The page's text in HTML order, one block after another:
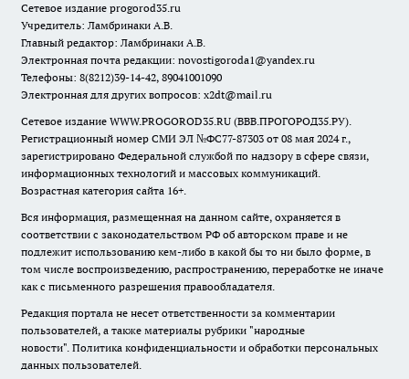
Сетевое издание progorod35.ru
Учредитель: Ламбринаки А.В.
Главный редактор: Ламбринаки А.В.
Электронная почта редакции: novostigoroda1@yandex.ru
Телефоны: 8(8212)39-14-42, 89041001090
Электронная для других вопросов: x2dt@mail.ru
Сетевое издание WWW.PROGOROD35.RU (ВВВ.ПРОГОРОД35.РУ).
Регистрационный номер СМИ ЭЛ №ФС77-87303 от 08 мая 2024 г.,
зарегистрировано Федеральной службой по надзору в сфере связи,
информационных технологий и массовых коммуникаций.
Возрастная категория сайта 16+.
Вся информация, размещенная на данном сайте, охраняется в
соответствии с законодательством РФ об авторском праве и не
подлежит использованию кем-либо в какой бы то ни было форме, в
том числе воспроизведению, распространению, переработке не иначе
как с письменного разрешения правообладателя.
Редакция портала не несет ответственности за комментарии
пользователей, а также материалы рубрики "народные
новости". Политика конфиденциальности и обработки персональных
данных пользователей.